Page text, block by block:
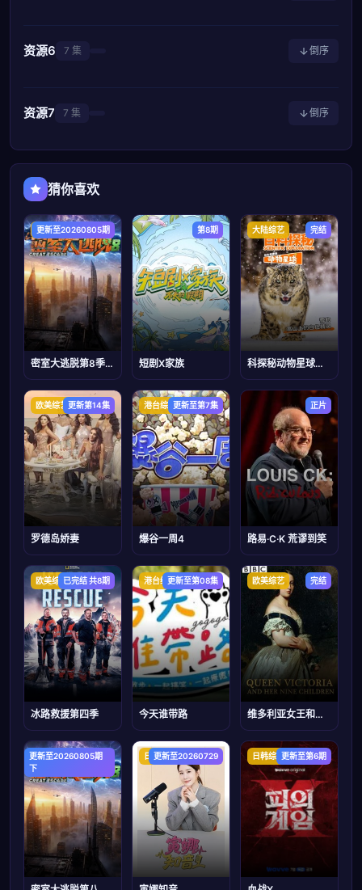
资源6 7 集 倒序
资源7 7 集 倒序
猜你喜欢
大陆综艺
更新至20260805期
密室大逃脱第8季大神版
第8期
短剧X家族
大陆综艺 完结
科探秘动物星球：高山上的白色精灵雪豹
欧美综艺 更新第14集
罗德岛娇妻
港台综艺更新至第7集
爆谷一周4
正片
路易·C·K 荒谬到笑
欧美综艺已完结 共8期
冰路救援第四季
港台综艺更新至第08集
今天谁带路
欧美综艺 完结
维多利亚女王和她的九个孩子
大陆综艺
更新至20260805期
下
日韩综艺
更新至20260729 日韩综艺更新至第6期